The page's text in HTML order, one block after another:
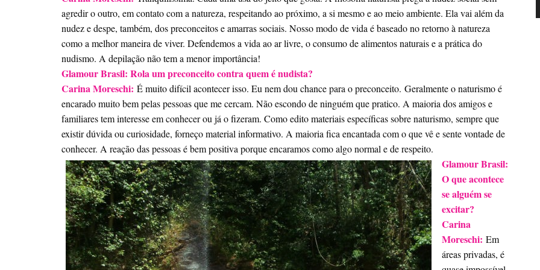
agredir o outro, em contato com a natureza, respeitando ao próximo, a si mesmo e ao meio ambiente. Ela vai além da
nudez e despe, também, dos preconceitos e amarras sociais. Nosso modo de vida é baseado no retorno à natureza
como a melhor maneira de viver. Defendemos a vida ao ar livre, o consumo de alimentos naturais e a prática do
nudismo. A depilação não tem a menor importância!
Glamour Brasil: Rola um preconceito contra quem é nudista?
Carina Moreschi: É muito difícil acontecer isso. Eu nem dou chance para o preconceito. Geralmente o naturismo é
encarado muito bem pelas pessoas que me cercam. Não escondo de ninguém que pratico. A maioria dos amigos e
familiares tem interesse em conhecer ou já o fizeram. Como edito materiais específicas sobre naturismo, sempre que
existir dúvida ou curiosidade, forneço material informativo. A maioria fica encantada com o que vê e sente vontade de
conhecer. A reação das pessoas é bem positiva porque encaramos como algo normal e de respeito.
Glamour Brasil:
O que acontece
se alguém se
excitar?
Carina
Moreschi: Em
áreas privadas, é